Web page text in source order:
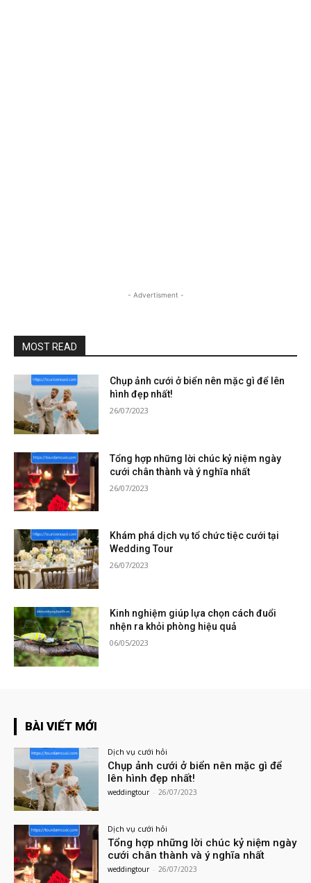
- Advertisment -
MOST READ
Chụp ảnh cưới ở biển nên mặc gì để lên
hình đẹp nhất!
26/07/2023
Tổng hợp những lời chúc kỷ niệm ngày
cưới chân thành và ý nghĩa nhất
26/07/2023
Khám phá dịch vụ tổ chức tiệc cưới tại
Wedding Tour
26/07/2023
Kinh nghiệm giúp lựa chọn cách đuổi
nhện ra khỏi phòng hiệu quả
06/05/2023
BÀI VIẾT MỚI
Dịch vụ cưới hỏi
Chụp ảnh cưới ở biển nên mặc gì để
lên hình đẹp nhất!
weddingtour - 26/07/2023
Dịch vụ cưới hỏi
Tổng hợp những lời chúc kỷ niệm ngày
cưới chân thành và ý nghĩa nhất
weddingtour - 26/07/2023